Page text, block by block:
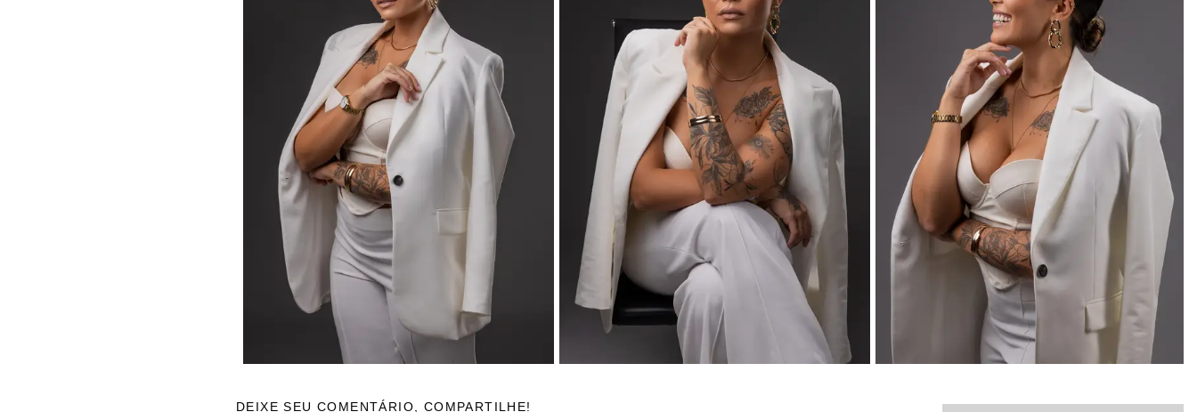
DEIXE SEU COMENTÁRIO, COMPARTILHE!